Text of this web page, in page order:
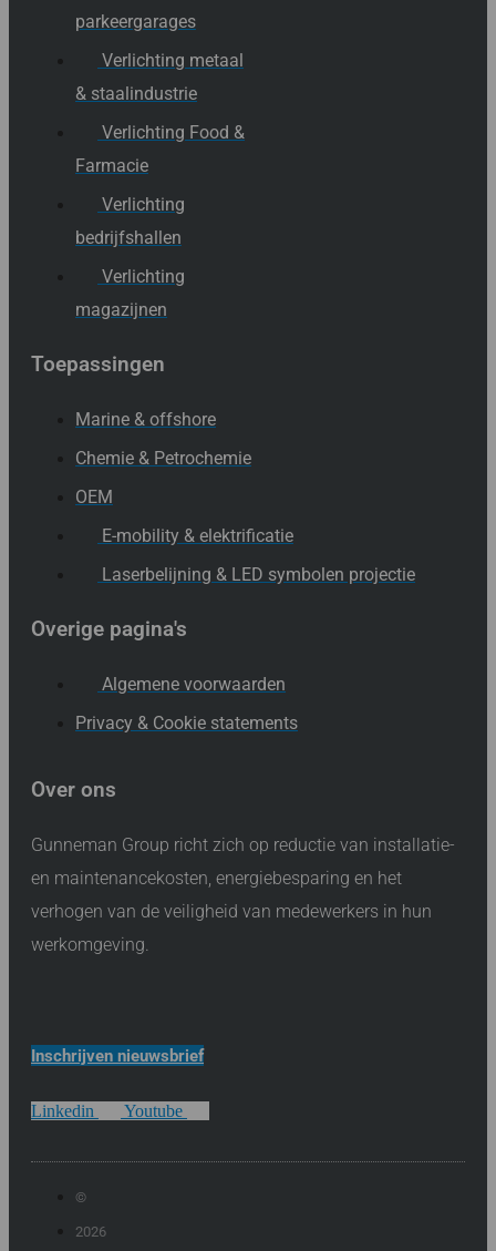
parkeergarages
Verlichting metaal
& staalindustrie
Verlichting Food &
Farmacie
Verlichting
bedrijfshallen
Verlichting
magazijnen
Toepassingen
Marine & offshore
Chemie & Petrochemie
OEM
E-mobility & elektrificatie
Laserbelijning & LED symbolen projectie
Overige pagina's
Algemene voorwaarden
Privacy & Cookie statements
Over ons
Gunneman Group richt zich op reductie van installatie-
en maintenancekosten, energiebesparing en het
verhogen van de veiligheid van medewerkers in hun
werkomgeving.
Inschrijven nieuwsbrief
Linkedin Youtube
©
2026